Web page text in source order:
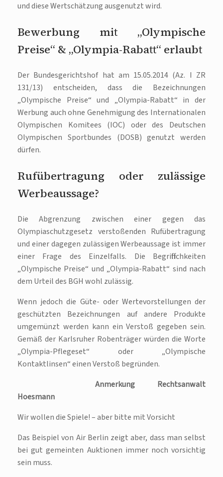
und diese Wertschätzung ausgenutzt wird.
Bewerbung mit „Olympische
Preise“ & „Olympia-Rabatt“ erlaubt
Der Bundesgerichtshof hat am 15.05.2014 (Az. I ZR
131/13) entscheiden, dass die Bezeichnungen
„Olympische Preise“ und „Olympia-Rabatt“ in der
Werbung auch ohne Genehmigung des Internationalen
Olympischen Komitees (IOC) oder des Deutschen
Olympischen Sportbundes (DOSB) genutzt werden
dürfen.
Rufübertragung oder zulässige
Werbeaussage?
Die Abgrenzung zwischen einer gegen das
Olympiaschutzgesetz verstoßenden Rufübertragung
und einer dagegen zulässigen Werbeaussage ist immer
einer Frage des Einzelfalls. Die Begrifflichkeiten
„Olympische Preise“ und „Olympia-Rabatt“ sind nach
dem Urteil des BGH wohl zulässig.
Wenn jedoch die Güte- oder Wertevorstellungen der
geschützten Bezeichnungen auf andere Produkte
umgemünzt werden kann ein Verstoß gegeben sein.
Gemäß der Karlsruher Robenträger würden die Worte
„Olympia-Pflegeset“ oder „Olympische
Kontaktlinsen“ einen Verstoß begründen.
Anmerkung Rechtsanwalt
Hoesmann
Wir wollen die Spiele! – aber bitte mit Vorsicht
Das Beispiel von Air Berlin zeigt aber, dass man selbst
bei gut gemeinten Auktionen immer noch vorsichtig
sein muss.